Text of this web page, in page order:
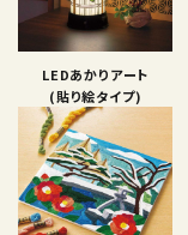
LEDあかりアート
(貼り絵タイプ)